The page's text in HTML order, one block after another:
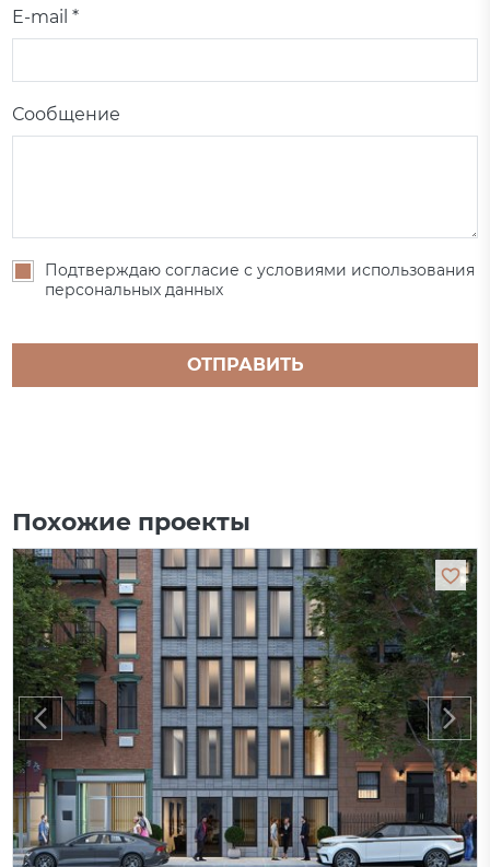
E-mail *
Сообщение
Подтверждаю согласие с условиями использования
персональных данных
ОТПРАВИТЬ
Похожие проекты